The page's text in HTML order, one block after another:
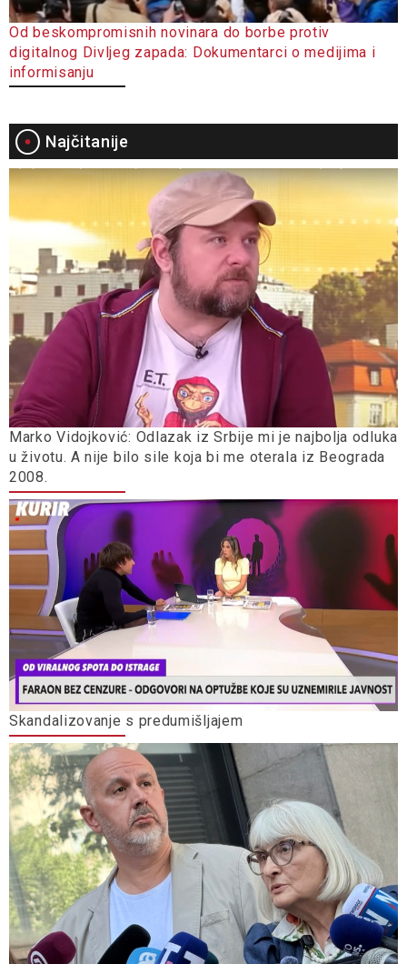
Od beskompromisnih novinara do borbe protiv
digitalnog Divljeg zapada: Dokumentarci o medijima i
informisanju
Najčitanije
Marko Vidojković: Odlazak iz Srbije mi je najbolja odluka
u životu. A nije bilo sile koja bi me oterala iz Beograda
2008.
Skandalizovanje s predumišljajem